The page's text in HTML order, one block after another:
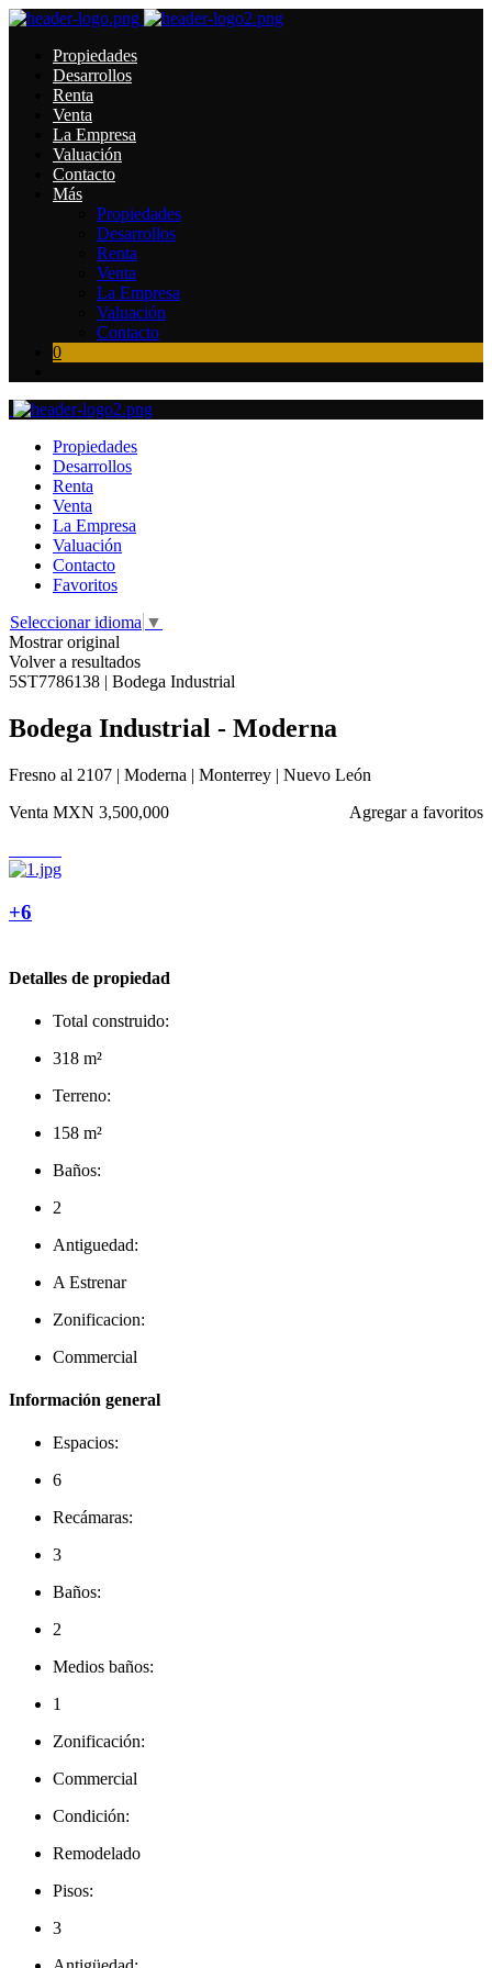
Propiedades
Desarrollos
Renta
Venta
La Empresa
Valuación
Contacto
Más
Propiedades
Desarrollos
Renta
Venta
La Empresa
Valuación
Contacto
0
Propiedades
Desarrollos
Renta
Venta
La Empresa
Valuación
Contacto
Favoritos
Seleccionar idioma ▼
Mostrar original
Volver a resultados
5ST7786138 | Bodega Industrial
Bodega Industrial - Moderna
Fresno al 2107 | Moderna | Monterrey | Nuevo León
Agregar a favoritos
Venta MXN 3,500,000
+6
Detalles de propiedad
Total construido:
318 m²
Terreno:
158 m²
Baños:
2
Antiguedad:
A Estrenar
Zonificacion:
Commercial
Información general
Espacios:
6
Recámaras:
3
Baños:
2
Medios baños:
1
Zonificación:
Commercial
Condición:
Remodelado
Pisos:
3